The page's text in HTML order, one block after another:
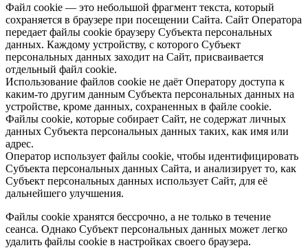
Файл cookie — это небольшой фрагмент текста, который
сохраняется в браузере при посещении Сайта. Сайт Оператора
передает файлы cookie браузеру Субъекта персональных
данных. Каждому устройству, с которого Субъект
персональных данных заходит на Сайт, присваивается
отдельный файл cookie.
Использование файлов cookie не даёт Оператору доступа к
каким-то другим данным Субъекта персональных данных на
устройстве, кроме данных, сохраненных в файле cookie.
Файлы cookie, которые собирает Сайт, не содержат личных
данных Субъекта персональных данных таких, как имя или
адрес.
Оператор использует файлы cookie, чтобы идентифицировать
Субъекта персональных данных Сайта, и анализирует то, как
Субъект персональных данных использует Сайт, для её
дальнейшего улучшения.
Файлы cookie хранятся бессрочно, а не только в течение
сеанса. Однако Субъект персональных данных может легко
удалить файлы cookie в настройках своего браузера.